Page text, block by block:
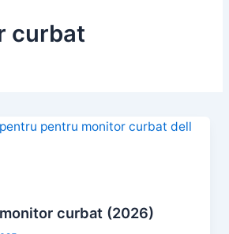
curbat
curbat (2026)